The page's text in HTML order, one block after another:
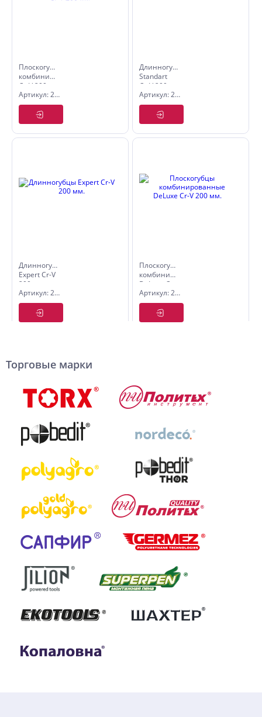
Плоскогубцы
комбинир.диэлектрич.Master
Cr-V 200
мм
Артикул: 2585220
Длинногубцы
Standart
Cr-V 200
мм.
Артикул: 2588020
Длинногубцы
Expert Cr-V
200 мм.
Артикул: 2588520
Плоскогубцы
комбинированные
DeLuxe Cr-
V 200 мм. Артикул: 2585820
Торговые марки